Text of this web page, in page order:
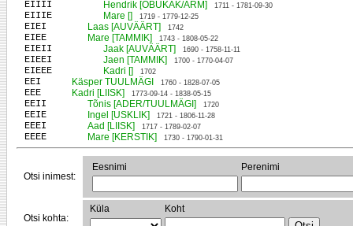
EIIII Hendrik [OBUKAK/ARM] 1711 - 1781-09-30
EIIIE Mare [] 1719 - 1779-12-25
EIEI Laas [AUVÄÄRT] 1742
EIEE Mare [TAMMIK] 1743 - 1808-05-22
EIEII Jaak [AUVÄÄRT] 1690 - 1758-11-11
EIEEI Jaen [TAMMIK] 1700 - 1770-04-07
EIEEE Kadri [] 1702
EEI Käsper TUULMÄGI 1760 - 1828-07-05
EEE Kadri [LIISK] 1773-09-14 - 1838-05-15
EEII Tõnis [ADER/TUULMÄGI] 1720
EEIE Ingel [USKLIK] 1721 - 1806-11-28
EEEI Aad [LIISK] 1717 - 1789-02-07
EEEE Mare [KERSTIK] 1730 - 1790-01-31
Otsi inimest:
Eesnimi Perenimi
Otsi kohta:
Küla Koht